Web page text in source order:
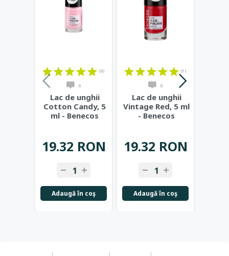
(0)
0
Lac de unghii
Cotton Candy, 5
ml - Benecos
19.32 RON
Adaugă în coş
(1)
0
Lac de unghii
Vintage Red, 5 ml
- Benecos
19.32 RON
Adaugă în coş
+ +